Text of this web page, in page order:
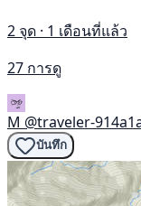
2 จุด · 1 เดือนที่แล้ว
27 การดู
M @traveler-
บันทึก